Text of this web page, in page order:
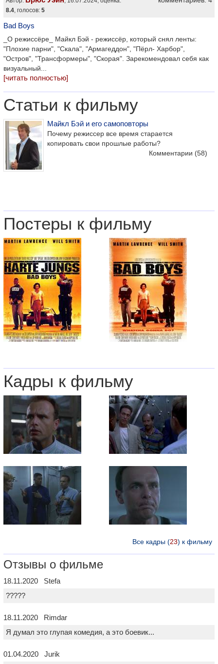
8.4, голосов: 5
Bad Boys
_О режиссёре_ Майкл Бэй - режиссёр, который снял ленты:
"Плохие парни", "Скала", "Армагеддон", "Пёрл- Харбор",
"Остров", "Трансформеры", "Скорая". Зарекомендовал себя как
визуальный...
[читать полностью]
Статьи к фильму
Майкл Бэй и его самоповторы
Почему режиссер все время старается
копировать свои прошлые работы?
Комментарии (58)
Постеры к фильму
Кадры к фильму
Все кадры (23) к фильму
Отзывы о фильме
18.11.2020 Stefa
?????
18.11.2020 Rimdar
Я думал это глупая комедия, а это боевик...
01.04.2020 Jurik